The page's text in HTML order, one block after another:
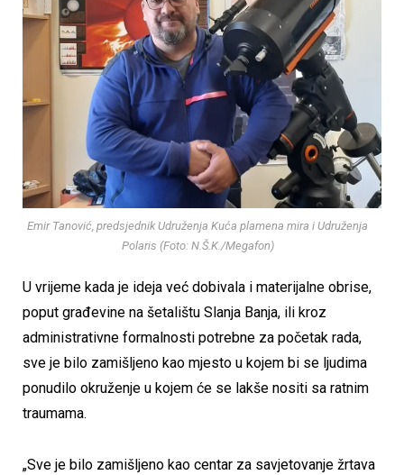
Emir Tanović, predsjednik Udruženja Kuća plamena mira i Udruženja
Polaris (Foto: N.Š.K./Megafon)
U vrijeme kada je ideja već dobivala i materijalne obrise,
poput građevine na šetalištu Slanja Banja, ili kroz
administrativne formalnosti potrebne za početak rada,
sve je bilo zamišljeno kao mjesto u kojem bi se ljudima
ponudilo okruženje u kojem će se lakše nositi sa ratnim
traumama.
„Sve je bilo zamišljeno kao centar za savjetovanje žrtava